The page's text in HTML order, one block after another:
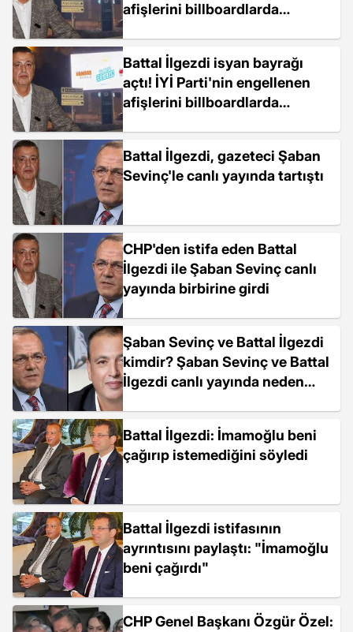
afişlerini billboardlarda
Battal İlgezdi isyan bayrağı
açtı! İYİ Parti'nin engellenen
afişlerini billboardlarda
Battal İlgezdi, gazeteci Şaban
Sevinç'le canlı yayında tartıştı
CHP'den istifa eden Battal
İlgezdi ile Şaban Sevinç canlı
yayında birbirine girdi
Şaban Sevinç ve Battal İlgezdi
kimdir? Şaban Sevinç ve Battal
İlgezdi canlı yayında neden
Battal İlgezdi: İmamoğlu beni
çağırıp istemediğini söyledi
Battal İlgezdi istifasının
ayrıntısını paylaştı: "İmamoğlu
beni çağırdı"
CHP Genel Başkanı Özgür Özel: